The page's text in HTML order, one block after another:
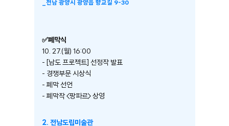
_전남 광양시 광양읍 향교길 9-30
✅폐막식
10. 27.(월) 16:00
- [남도 프로젝트] 선정작 발표
- 경쟁부문 시상식
- 폐막 선언
- 폐막작 <팡파르> 상영
2. 전남도립미술관